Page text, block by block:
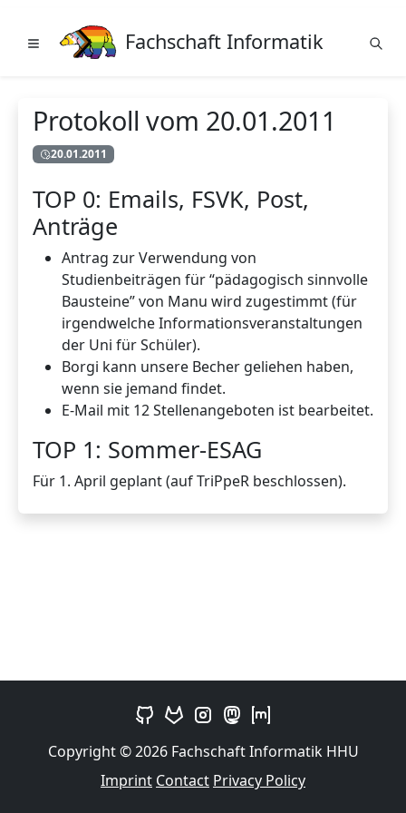
Fachschaft Informatik
Protokoll vom 20.01.2011
20.01.2011
TOP 0: Emails, FSVK, Post,
Anträge
Antrag zur Verwendung von
Studienbeiträgen für “pädagogisch sinnvolle
Bausteine” von Manu wird zugestimmt (für
irgendwelche Informationsveranstaltungen
der Uni für Schüler).
Borgi kann unsere Becher geliehen haben,
wenn sie jemand findet.
E-Mail mit 12 Stellenangeboten ist bearbeitet.
TOP 1: Sommer-ESAG
Für 1. April geplant (auf TriPpeR beschlossen).
Copyright © 2026 Fachschaft Informatik HHU
Imprint Contact Privacy Policy